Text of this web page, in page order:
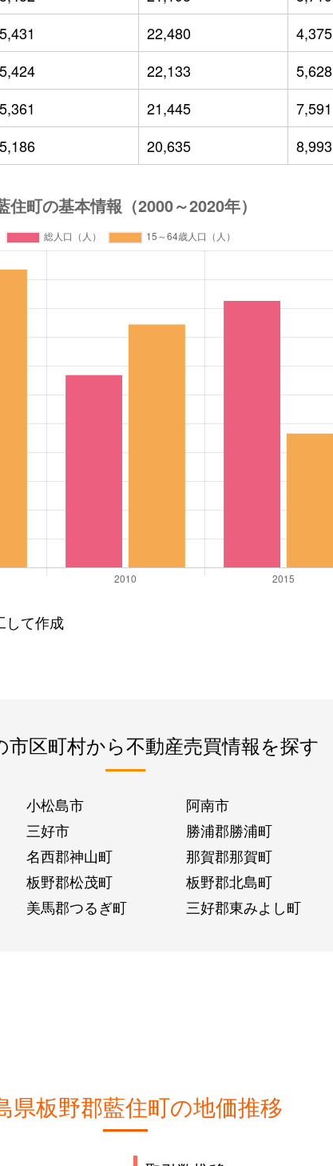
5,431 22,480 4,375
5,424 22,133 5,628
5,361 21,445 7,591
5,186 20,635 8,993
して作成
市区町村から不動産売買情報を探す
小松島市 阿南市
三好市 勝浦郡勝浦町
名西郡神山町 那賀郡那賀町
板野郡松茂町 板野郡北島町
美馬郡つるぎ町 三好郡東みよし町
県板野郡藍住町の地価推移